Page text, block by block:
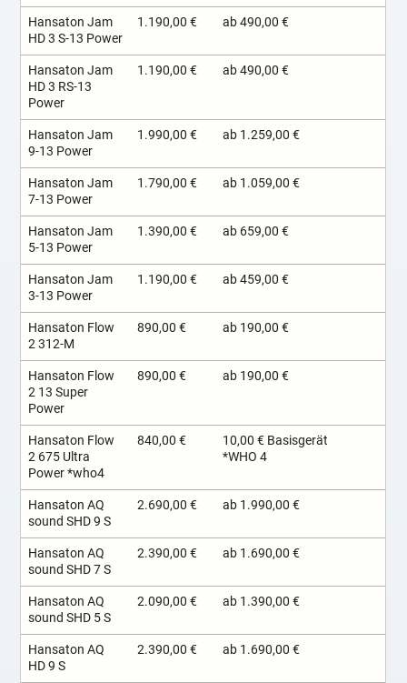
Hansaton Jam
HD 3 S-13 Power
1.190,00 € ab 490,00 €
Hansaton Jam
HD 3 RS-13
Power
1.190,00 € ab 490,00 €
Hansaton Jam
9-13 Power
1.990,00 € ab 1.259,00 €
Hansaton Jam
7-13 Power
1.790,00 € ab 1.059,00 €
Hansaton Jam
5-13 Power
1.390,00 € ab 659,00 €
Hansaton Jam
3-13 Power
1.190,00 € ab 459,00 €
Hansaton Flow
2 312-M
890,00 € ab 190,00 €
Hansaton Flow
2 13 Super
Power
890,00 € ab 190,00 €
Hansaton Flow
2 675 Ultra
Power *who4
840,00 €
10,00 € Basisgerät
*WHO 4
Hansaton AQ
sound SHD 9 S
2.690,00 € ab 1.990,00 €
Hansaton AQ
sound SHD 7 S
2.390,00 € ab 1.690,00 €
Hansaton AQ
sound SHD 5 S
2.090,00 € ab 1.390,00 €
Hansaton AQ
HD 9 S
2.390,00 € ab 1.690,00 €